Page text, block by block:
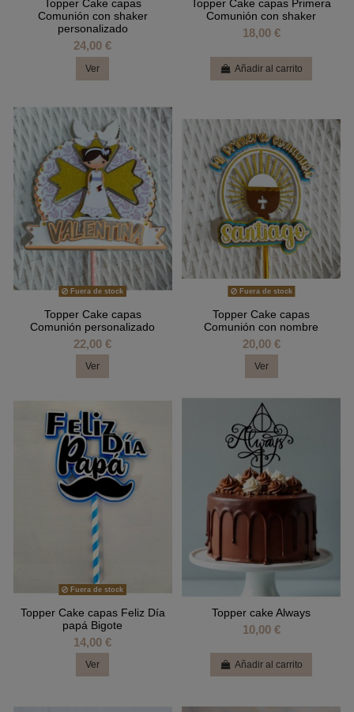
Topper Cake capas
Comunión con shaker
personalizado
24,00 €
Ver
Topper Cake capas Primera
Comunión con shaker
18,00 €
Añadir al carrito
Fuera de stock
Topper Cake capas
Comunión personalizado
22,00 €
Ver
Fuera de stock
Topper Cake capas
Comunión con nombre
20,00 €
Ver
Fuera de stock
Topper Cake capas Feliz Día
papá Bigote
14,00 €
Ver
Topper cake Always
10,00 €
Añadir al carrito